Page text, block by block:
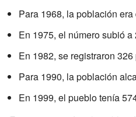
Para 1968, la población
En 1975, el número subió a
En 1982, se registraron 326
Para 1990, la población
En 1999, el pueblo tenía